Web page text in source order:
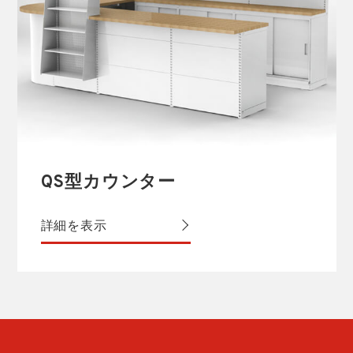
QS型カウンター
詳細を表示